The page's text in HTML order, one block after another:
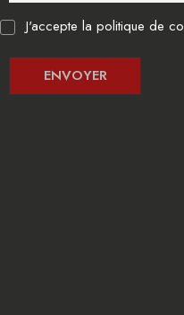
J'accepte la politique de